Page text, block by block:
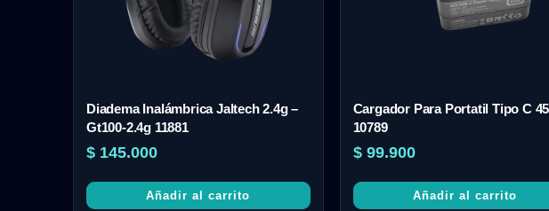
Diadema Inalámbrica Jaltech 2.4g –
Gt100-2.4g 11881
$ 145.000
Añadir al carrito
Cargador Para Portatil Tipo C
10789
$99.900
Añadir al carrito